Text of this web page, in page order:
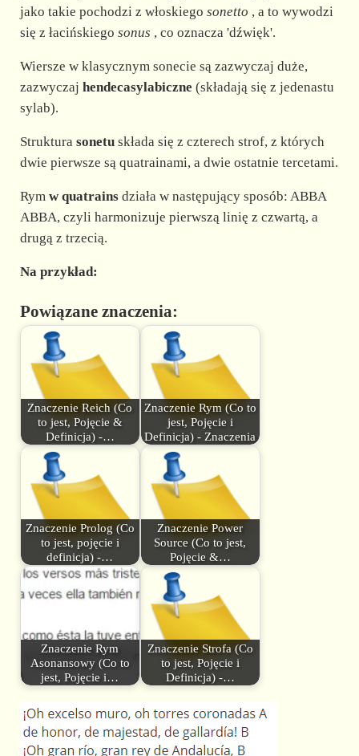
d
e
jako takie pochodzi z włoskiego sonetto , a to wywodzi
się z łacińskiego sonus , co oznacza 'dźwięk'.
Wiersze w klasycznym sonecie są zazwyczaj duże,
zazwyczaj hendecasylabiczne (składają się z jedenastu
sylab).
Struktura sonetuskłada się z czterech strof, z których
dwie pierwsze są quatrainami, a dwie ostatnie tercetami.
Rym w quatrainsdziała w następujący sposób: ABBA
ABBA, czyli harmonizuje pierwszą linię z czwartą, a
drugą z trzecią.
Na przykład:
Powiązane znaczenia:
Znaczenie Reich (Co
to jest, Pojęcie &
Definicja) -…
Znaczenie Rym (Co to
jest, Pojęcie i
Definicja) - Znaczenia
Znaczenie Prolog (Co
to jest, pojęcie i
definicja) -…
Znaczenie Power
Source (Co to jest,
Pojęcie &…
Znaczenie Rym
Asonansowy (Co to
jest, Pojęcie i…
Znaczenie Strofa (Co
to jest, Pojęcie i
Definicja) -…